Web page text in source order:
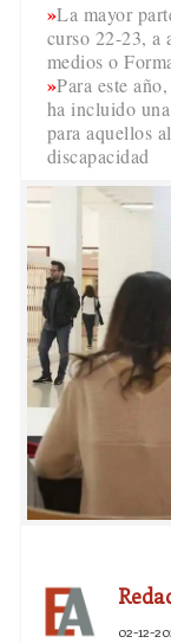
La mayor
curso 22-23, a
medios o
Para este
ha incluido
para aquellos
discapacidad
02-12-